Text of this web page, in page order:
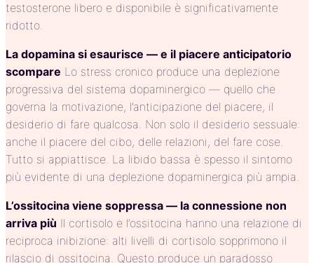
testosterone libero e disponibile è significativamente
ridotto.
La dopamina si esaurisce — e il piacere anticipatorio
scompare Lo stress cronico produce una deplezione
progressiva del sistema dopaminergico — quello che
governa la motivazione, l’anticipazione del piacere, il
desiderio di fare qualcosa. Non solo il desiderio sessuale:
anche il piacere del cibo, delle relazioni, del fare cose.
Tutto si appiattisce. La libido bassa è spesso il sintomo
più evidente di una deplezione dopaminergica più ampia.
L’ossitocina viene soppressa — la connessione non
arriva più Il cortisolo e l’ossitocina hanno una relazione di
reciproca inibizione: alti livelli di cortisolo sopprimono il
rilascio di ossitocina. Questo produce un paradosso